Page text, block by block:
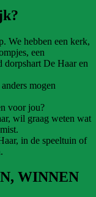
We hebben een kerk,
een
dorpshart De Haar en
mogen
voor jou?
wil graag weten wat
in de speeltuin of
WINNEN